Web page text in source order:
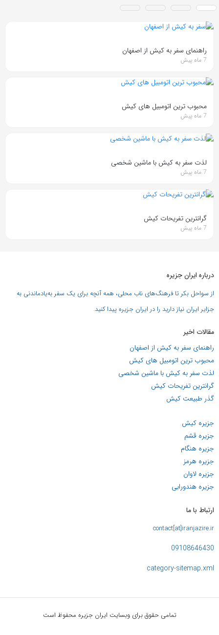
راهنمای سفر به کیش از اصفهان
7 ماه پیش
محبوب ترین اتومبیل های کیش
7 ماه پیش
لذت سفر به کیش با ماشین شخصی
7 ماه پیش
گرانترین تفریحات کیش
7 ماه پیش
درباره ایران جزیره
از سواحل بکر تا فرهنگ‌های ناب محلی، همه آنچه برای یک سفر به‌یادماندنی به
جزایر ایران نیاز دارید را در ایران جزیره پیدا کنید.
مقالات اخیر
راهنمای سفر به کیش از اصفهان
محبوب ترین اتومبیل های کیش
لذت سفر به کیش با ماشین شخصی
گرانترین تفریحات کیش
گذر طبیعت کیش
جزیره کیش
جزیره قشم
جزیره هنگام
جزیره هرمز
جزیره لاوان
جزیره هندورابی
ارتباط با ما
contact[at]iranjazire.ir
09108646430
category-sitemap.xml
تمامی حقوق برای وبسایت ایران جزیره محفوظ است